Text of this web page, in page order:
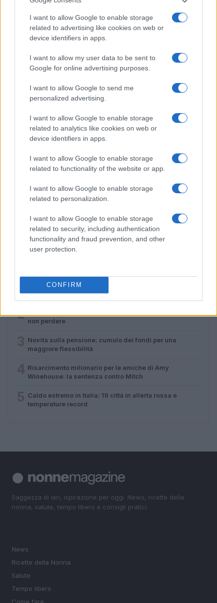
I want to allow Google to enable storage
related to advertising like cookies on web or
device identifiers in apps.
I want to allow my user data to be sent to
Google for online advertising purposes.
I want to allow Google to send me
personalized advertising.
I want to allow Google to enable storage
related to analytics like cookies on web or
device identifiers in apps.
I want to allow Google to enable storage
related to functionality of the website or app.
I want to allow Google to enable storage
related to personalization.
I want to allow Google to enable storage
related to security, including authentication
functionality and fraud prevention, and other
user protection.
CONFIRM
Caldo record in Europa: rischi per la salute e ambiente
NEWS
Risarcimento milionario per le amiche di Amy
Luca Bellini · 31 Lug 2026
L’Italia nel 2050: un futuro di sfide demografiche ed
economiche
2 non perdere
Novità sulla pensione: cumulo dei fondi per una
maggiore flessibilità
Risarcimento milionario per le amiche di Amy
Winehouse: la sentenza contro Mitch
Caldo estremo in Italia: 19 città in allerta rossa e
temperature record
Saggezza di ieri, ispirazione per oggi. News, ricette della
nonna, salute, tempo libero e consigli pratici.
News
Ricette della Nonna
Salute
Tempo libero